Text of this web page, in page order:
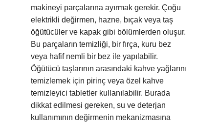
makineyi parçalarına ayırmak gerekir. Çoğu
elektrikli değirmen, hazne, bıçak veya taş
öğütücüler ve kapak gibi bölümlerden oluşur.
Bu parçaların temizliği, bir fırça, kuru bez
veya hafif nemli bir bez ile yapılabilir.
Öğütücü taşlarının arasındaki kahve yağlarını
temizlemek için pirinç veya özel kahve
temizleyici tabletler kullanılabilir. Burada
dikkat edilmesi gereken, su ve deterjan
kullanımının değirmenin mekanizmasına